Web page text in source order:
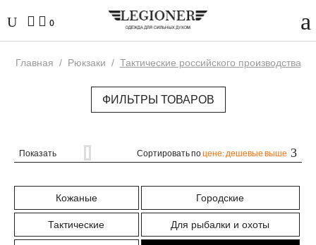
0
Главная / Рюкзаки / Тактические российского производства
ФИЛЬТРЫ ТОВАРОВ
Показать Сортировать поцене: дешевые выше
Кожаные Городские
Тактические Для рыбалки и охоты